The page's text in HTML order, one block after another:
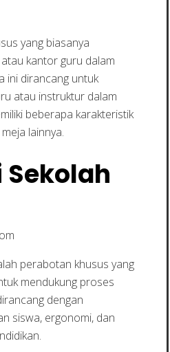
yang biasanya
kantor guru dalam
ini dirancang untuk
atau instruktur dalam
beberapa karakteristik
lainnya.
Sekolah
perabotan khusus yang
mendukung proses
dengan
siswa, ergonomi, dan